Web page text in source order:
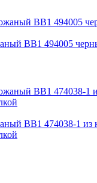
ВВ1 494005
ВВ1 474038-1 из